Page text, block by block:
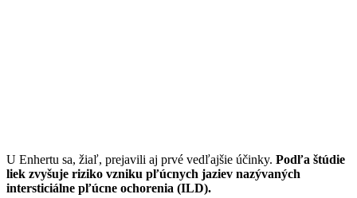
U Enhertu sa, žiaľ, prejavili aj prvé vedľajšie účinky. Podľa štúdie
liek zvyšuje riziko vzniku pľúcnych jaziev nazývaných
intersticiálne pľúcne ochorenia (ILD).